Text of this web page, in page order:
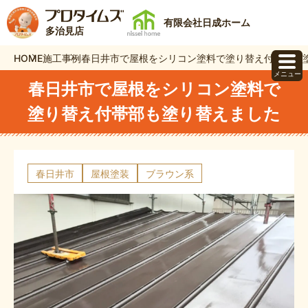
多治見店
有限会社日成ホーム
HOME施工事例春日井市で屋根をシリコン塗料で塗り替え付帯部も
春日井市で屋根をシリコン塗料で
塗り替え付帯部も塗り替えました
春日井市 屋根塗装 ブラウン系
メニュー